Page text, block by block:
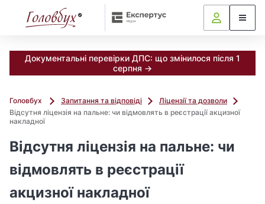
Документальні перевірки ДПС: що змінилося після 1
серпня →
Головбух Запитання та відповіді
Ліцензії та дозволи
Відсутня ліцензія на пальне: чи відмовлять в реєстрації акцизної
накладної
Відсутня ліцензія на пальне: чи
відмовлять в реєстрації
акцизної накладної